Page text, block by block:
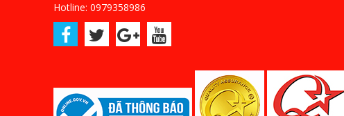
Hotline: 0979358986